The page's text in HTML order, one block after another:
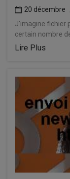
20 décembre
J'imagine fichier
certain nombre
Lire Plus